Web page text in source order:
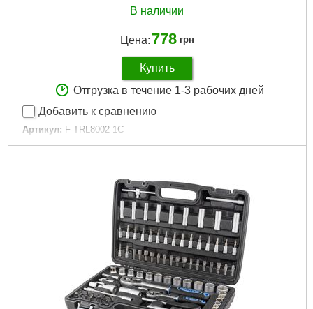
В наличии
Цена: 778 грн
Купить
Отгрузка в течение 1-3 рабочих дней
Добавить к сравнению
Артикул: F-TRL8002-1C
Код товара: 29.25.02
Подробнее...